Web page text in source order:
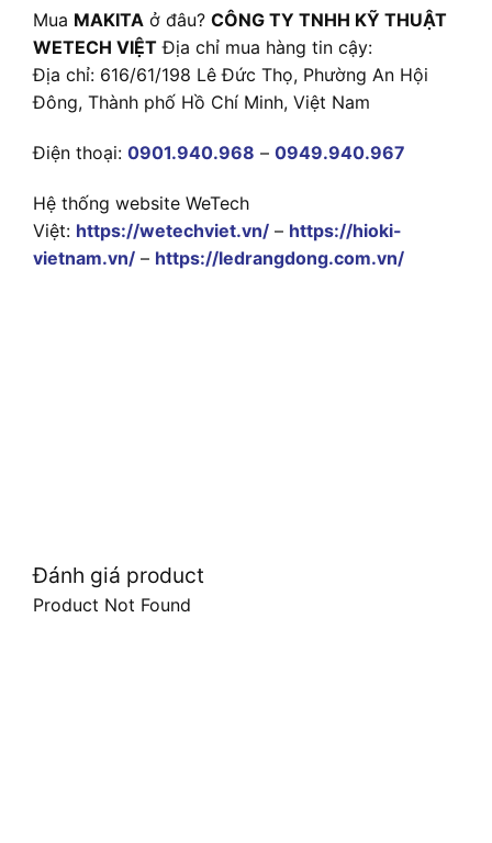
Mua MAKITA ở đâu? CÔNG TY TNHH KỸ THUẬT
WETECH VIỆT Địa chỉ mua hàng tin cậy:
Địa chỉ: 616/61/198 Lê Đức Thọ, Phường An Hội
Đông, Thành phố Hồ Chí Minh, Việt Nam
Điện thoại: 0901.940.968 – 0949.940.967
Hệ thống website WeTech
Việt: https://wetechviet.vn/ – https://hioki-
vietnam.vn/ – https://ledrangdong.com.vn/
Đánh giá product
Product Not Found